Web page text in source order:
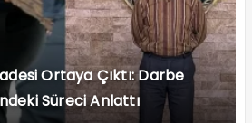
Ortaya Çıktı: Darbe
Süreci Anlattı